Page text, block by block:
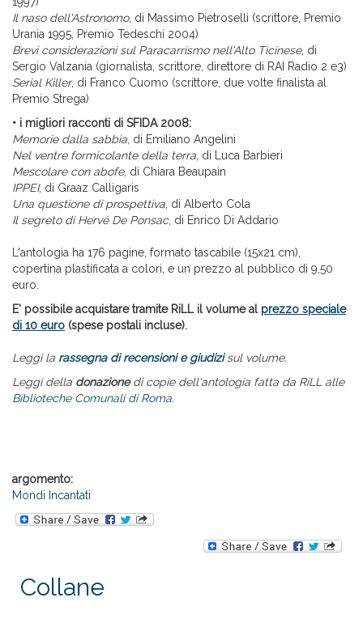
Il naso dell'Astronomo, di Massimo Pietroselli (scrittore, Premio
Urania 1995, Premio Tedeschi 2004)
Brevi considerazioni sul Paracarrismo nell'Alto Ticinese, di
Sergio Valzania (giornalista, scrittore, direttore di RAI Radio 2 e3)
Serial Killer, di Franco Cuomo (scrittore, due volte finalista al
Premio Strega)
• i migliori racconti di SFIDA 2008:
Memorie dalla sabbia , di Emiliano Angelini
Nel ventre formicolante della terra , di Luca Barbieri
Mescolare con abofe, di Chiara Beaupain
IPPEI, di Graaz Calligaris
Una questione di prospettiva , di Alberto Cola
Il segreto di Hervé De Ponsac, di Enrico Di Addario
L'antologia ha 176 pagine, formato tascabile (15x21 cm),
copertina plastificata a colori, e un prezzo al pubblico di 9,50
euro.
E' possibile acquistare tramite RiLL il volume al prezzo speciale
di 10 euro (spese postali incluse).
Leggi la rassegna di recensioni e giudizisul volume.
Leggi della donazionedi copie dell'antologia fatta da RiLL alle
Biblioteche Comunali di Roma.
argomento:
Mondi Incantati
Collane